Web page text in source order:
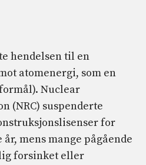
hendelsen til en
atomenergi, som en
Nuclear
(NRC) suspenderte
for
mens mange pågående
forsinket eller